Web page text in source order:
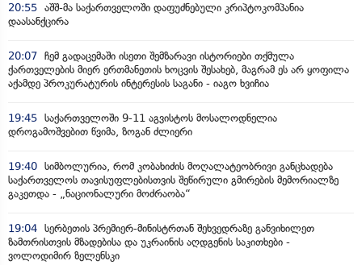
20:55 აშშ-მა საქართველოში დაფუძნებული კრიპტოკომპანია
დაასანქცირა
20:07 ჩემ გადაცემაში ისეთი შემზარავი ისტორიები თქმულა
ქართველების მიერ ერთმანეთის ხოცვის შესახებ, მაგრამ ეს არ ყოფილა
აქამდე პროკურატურის ინტერესის საგანი - იაგო ხვიჩია
19:45 საქართველოში 9-11 აგვისტოს მოსალოდნელია
დროგამოშვებით წვიმა, ზოგან ძლიერი
19:40 სიმბოლურია, რომ კობახიძის მოღალატეობრივი განცხადება
საქართველოს თავისუფლებისთვის შეწირული გმირების მემორიალზე
გაკეთდა - „ნაციონალური მოძრაობა“
19:04 სერბეთის პრემიერ-მინისტრთან შეხვედრაზე განვიხილეთ
ზამთრისთვის მზადებისა და უკრაინის აღდგენის საკითხები -
ვოლოდიმირ ზელენსკი